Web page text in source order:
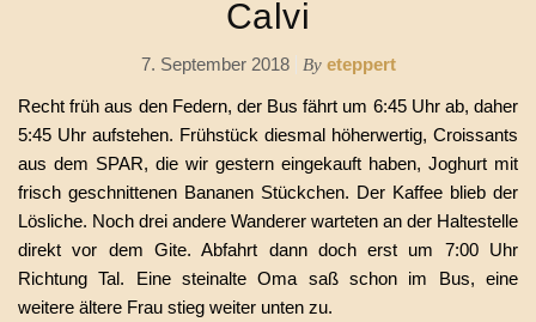
Calvi
7. September 2018 By eteppert
Recht früh aus den Federn, der Bus fährt um 6:45 Uhr ab, daher
5:45 Uhr aufstehen. Frühstück diesmal höherwertig, Croissants
aus dem SPAR, die wir gestern eingekauft haben, Joghurt mit
frisch geschnittenen Bananen Stückchen. Der Kaffee blieb der
Lösliche. Noch drei andere Wanderer warteten an der Haltestelle
direkt vor dem Gite. Abfahrt dann doch erst um 7:00 Uhr
Richtung Tal. Eine steinalte Oma saß schon im Bus, eine
weitere ältere Frau stieg weiter unten zu.